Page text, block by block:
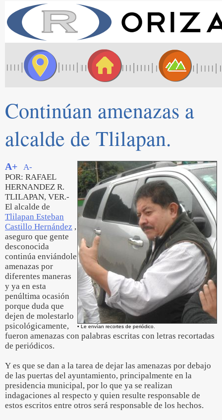
Continúan amenazas a
alcalde de Tlilapan.
• Le envían recortes de periódico.
A+
A-
POR: RAFAEL
HERNANDEZ R.
TLILAPAN, VER.-
El alcalde de
Tlilapan Esteban
Castillo Hernández ,
aseguro que gente
desconocida
continúa enviándole
amenazas por
diferentes maneras
y ya en esta
penúltima ocasión
porque duda que
dejen de molestarlo
psicológicamente,
fueron amenazas con palabras escritas con letras recortadas
de periódicos.
Y es que se dan a la tarea de dejar las amenazas por debajo
de las puertas del ayuntamiento, principalmente en la
presidencia municipal, por lo que ya se realizan
indagaciones al respecto y quien resulte responsable de
estos escritos entre otros será responsable de los hechos.